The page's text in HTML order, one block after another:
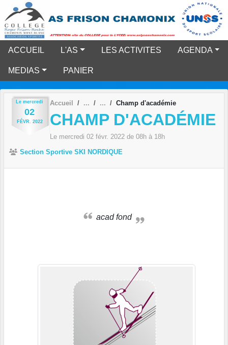
ACCUEIL L'AS LES ACTIVITES AGENDA
MEDIAS PANIER
Le mercredi
02
FÉVR. 2022
Accueil Champ d'académie
CHAMP D'ACADÉMIE
Le mercredi 02 févr. 2022 de 08h à 18h
Section Sportive SKI NORDIQUE
acad fond
Panneau de gestion des cookies